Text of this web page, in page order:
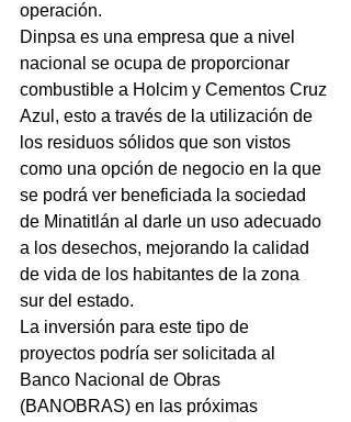
operación.
Dinpsa es una empresa que a nivel
nacional se ocupa de proporcionar
combustible a Holcim y Cementos Cruz
Azul, esto a través de la utilización de
los residuos sólidos que son vistos
como una opción de negocio en la que
se podrá ver beneficiada la sociedad
de Minatitlán al darle un uso adecuado
a los desechos, mejorando la calidad
de vida de los habitantes de la zona
sur del estado.
La inversión para este tipo de
proyectos podría ser solicitada al
Banco Nacional de Obras
(BANOBRAS) en las próximas